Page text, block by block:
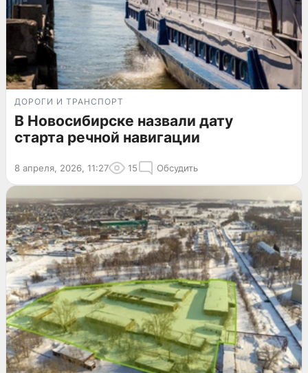
ДОРОГИ И ТРАНСПОРТ
В Новосибирске назвали дату
старта речной навигации
8 апреля, 2026, 11:27 15 Обсудить